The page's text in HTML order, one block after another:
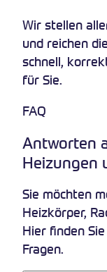
Wir stellen
und reichen
schnell,
für Sie.
FAQ
Antworten
Heizungen
Sie möchten
Heizkörper,
Hier finden
Fragen.